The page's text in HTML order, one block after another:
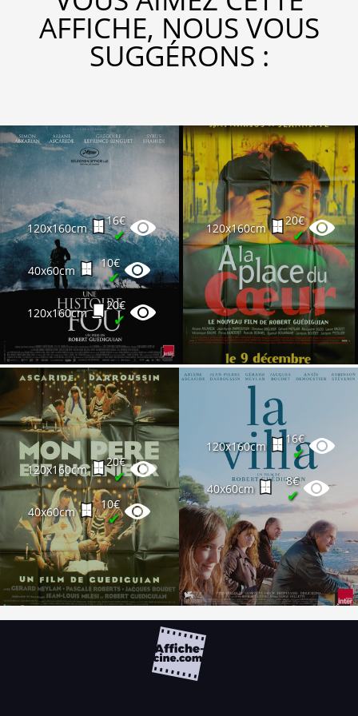
AFFICHE, NOUS VOUS
SUGGÉRONS :
120x160cm
16€
✔
40x60cm
10€
✔
120x160cm
20€
✔
120x160cm
20€
✔
120x160cm
20€
✔
40x60cm
10€
✔
120x160cm
16€
✔
40x60cm
8€
✔